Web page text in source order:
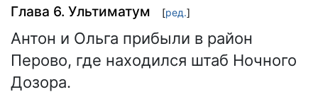
Глава 6. Ультиматум [ред.]
Антон и Ольга прибыли в район
Перово, где находился штаб Ночного
Дозора.